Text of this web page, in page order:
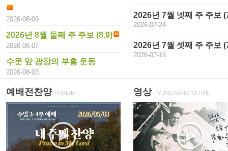
2026-08-09
2026년 8월 둘째 주 주보 (8.9)
2026-08-07
수문 앞 광장의 부흥 운동
2026-08-03
2026년 7월 넷째 주 주보
2026-07-24
2026년 7월 셋째 주 주보
2026-07-16
예배전찬양 PRAISE 영상 PYUNGKANG MOVIE